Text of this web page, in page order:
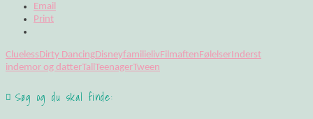
Email
Print
CluelessDirty DancingDisneyfamilielivFilmaftenFølelserInderst
indemor og datterTall TeenagerTween
Søg og du skal finde: